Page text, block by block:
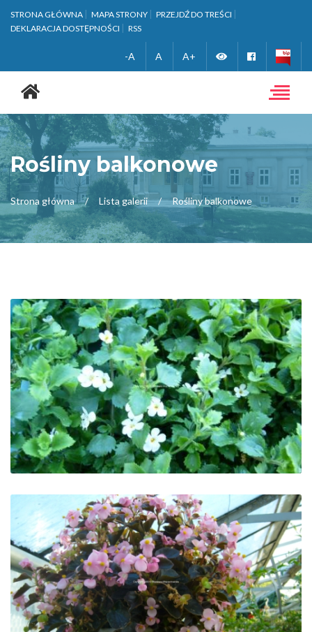
STRONA GŁÓWNA MAPA STRONY
PRZEJDŹ DO TREŚCI
DEKLARACJA DOSTĘPNOŚCI
RSS
-A A A+ Zmień
kontrastową
Facebook
Toggle
główna
Rośliny balkonowe
Strona główna Lista galerii Rośliny balkonowe